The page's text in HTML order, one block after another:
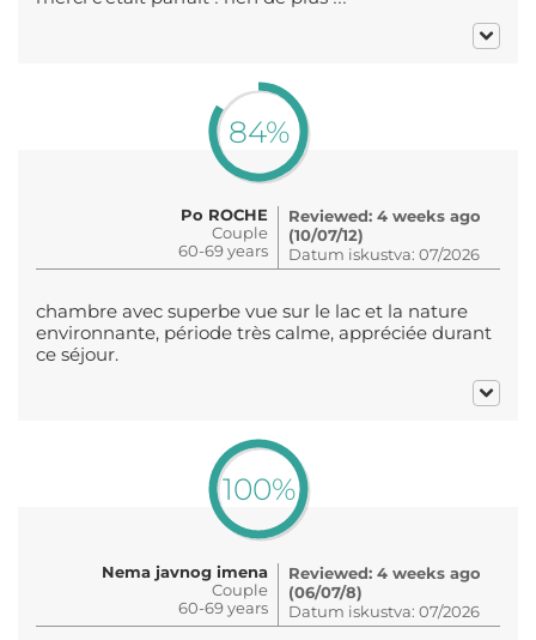
84%
Po ROCHE
Couple
60-69 years
Reviewed: 4 weeks ago
(10/07/12)
Datum iskustva: 07/2026
chambre avec superbe vue sur le lac et la nature
environnante, période très calme, appréciée durant
ce séjour.
100%
Nema javnog imena
Couple
60-69 years
Reviewed: 4 weeks ago
(06/07/8)
Datum iskustva: 07/2026